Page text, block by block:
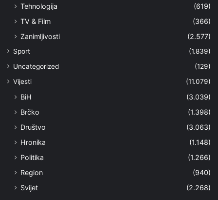
Tehnologija
(619)
TV & Film
(366)
Zanimljivosti
(2.577)
Sport
(1.839)
Uncategorized
(129)
Vijesti
(11.079)
BiH
(3.039)
Brčko
(1.398)
Društvo
(3.063)
Hronika
(1.148)
Politika
(1.266)
Region
(940)
Svijet
(2.268)